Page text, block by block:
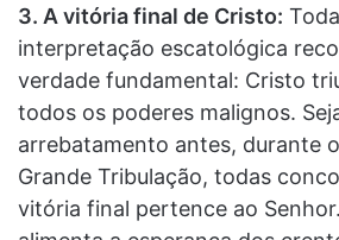
3. A vitória final de Cristo:
interpretação escatológica
verdade fundamental: Cristo
todos os poderes malignos.
arrebatamento antes, durante
Grande Tribulação, todas
vitória final pertence ao